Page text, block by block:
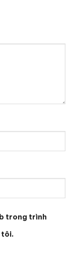
trong trình
tôi.